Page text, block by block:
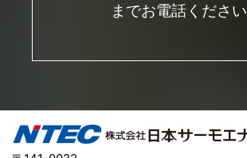
までお電話ください